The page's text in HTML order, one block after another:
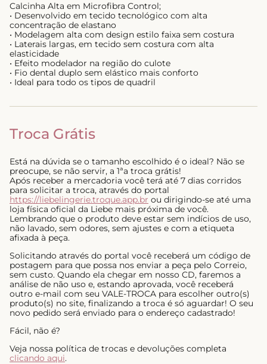
Calcinha Alta em Microfibra Control;
• Desenvolvido em tecido tecnológico com alta
concentração de elastano
• Modelagem alta com design estilo faixa sem costura
• Laterais largas, em tecido sem costura com alta
elasticidade
• Efeito modelador na região do culote
• Fio dental duplo sem elástico mais conforto
• Ideal para todo os tipos de quadril
Troca Grátis
Está na dúvida se o tamanho escolhido é o ideal? Não se
preocupe, se não servir, a 1ªa troca grátis!
Após receber a mercadoria você terá até 7 dias corridos
para solicitar a troca, através do portal
https://liebelingerie.troque.app.br ou dirigindo-se até uma
loja física oficial da Liebe mais próxima de você.
Lembrando que o produto deve estar sem indícios de uso,
não lavado, sem odores, sem ajustes e com a etiqueta
afixada à peça.
Solicitando através do portal você receberá um código de
postagem para que possa nos enviar a peça pelo Correio,
sem custo. Quando ela chegar em nosso CD, faremos a
análise de não uso e, estando aprovada, você receberá
outro e-mail com seu VALE-TROCA para escolher outro(s)
produto(s) no site, finalizando a troca é só aguardar! O seu
novo pedido será enviado para o endereço cadastrado!
Fácil, não é?
Veja nossa política de trocas e devoluções completa
clicando aqui.